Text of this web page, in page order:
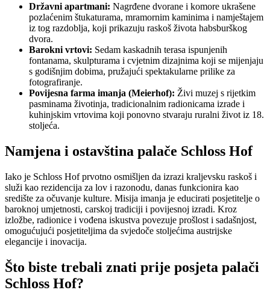
Državni apartmani: Nagrđene dvorane i komore ukrašene
pozlaćenim štukaturama, mramornim kaminima i namještajem
iz tog razdoblja, koji prikazuju raskoš života habsburškog
dvora.
Barokni vrtovi: Sedam kaskadnih terasa ispunjenih
fontanama, skulpturama i cvjetnim dizajnima koji se mijenjaju
s godišnjim dobima, pružajući spektakularne prilike za
fotografiranje.
Povijesna farma imanja (Meierhof): Živi muzej s rijetkim
pasminama životinja, tradicionalnim radionicama izrade i
kuhinjskim vrtovima koji ponovno stvaraju ruralni život iz 18.
stoljeća.
Namjena i ostavština palače Schloss Hof
Iako je Schloss Hof prvotno osmišljen da izrazi kraljevsku raskoš i
služi kao rezidencija za lov i razonodu, danas funkcionira kao
središte za očuvanje kulture. Misija imanja je educirati posjetitelje o
baroknoj umjetnosti, carskoj tradiciji i povijesnoj izradi. Kroz
izložbe, radionice i vođena iskustva povezuje prošlost i sadašnjost,
omogućujući posjetiteljima da svjedoče stoljećima austrijske
elegancije i inovacija.
Što biste trebali znati prije posjeta palači
Schloss Hof?